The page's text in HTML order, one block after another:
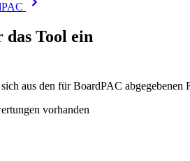
das Tool ein
sich aus den für BoardPAC abgegebenen
vorhanden